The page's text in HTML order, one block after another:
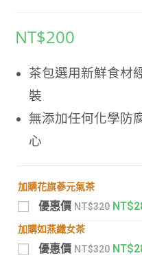
NT$200
茶包選用新鮮食材
裝
無添加任何化學防
心
加購花旗蔘元氣茶
優惠價 NT$320 NT$
加購如燕纖女茶
優惠價 NT$320 NT$